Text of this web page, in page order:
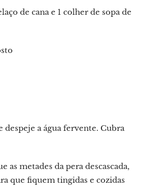
de cana e 1 colher de sopa de
a água fervente. Cubra
metades da pera descascada,
que fiquem tingidas e cozidas